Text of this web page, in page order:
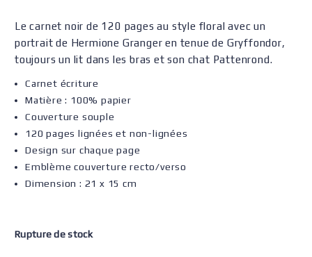
Le carnet noir de 120 pages au style floral avec un
portrait de Hermione Granger en tenue de Gryffondor,
toujours un lit dans les bras et son chat Pattenrond.
Carnet écriture
Matière : 100% papier
Couverture souple
120 pages lignées et non-lignées
Design sur chaque page
Emblème couverture recto/verso
Dimension : 21 x 15 cm
Rupture de stock